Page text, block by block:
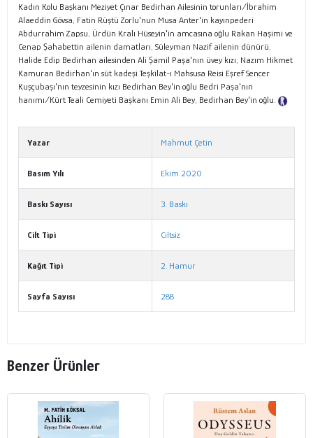
Kadın Kolu Başkanı Meziyet Çınar Bedirhan Ailesinin torunları/İbrahim
Alaeddin Gövsa, Fatin Rüştü Zorlu'nun Musa Anter'in kayınpederi
Abdurrahim Zapsu, Ürdün Kralı Hüseyin'in amcasına oğlu Rakan Haşimi ve
Cenap Şahabettin ailenin damatları, Süleyman Nazif ailenin dünürü,
Halide Edip Bedirhan ailesinden Ali Şamil Paşa'nın üvey kızı, Nazım Hikmet
Kamuran Bedirhan'ın süt kadeşi Teşkilat-ı Mahsusa Reisi Eşref Sencer
Kuşçubaşı'nın teyzesinin kızı Bedirhan Bey'in oğlu Bedri Paşa'nın
hanımı/Kürt Teali Cemiyeti Başkanı Emin Ali Bey, Bedirhan Bey'in oğlu.
Yazar Mahmut Çetin
Basım Yılı Ekim 2020
Baskı Sayısı 3. Baskı
Cilt Tipi Ciltsiz
Kağıt Tipi 2. Hamur
Sayfa Sayısı 288
Benzer Ürünler